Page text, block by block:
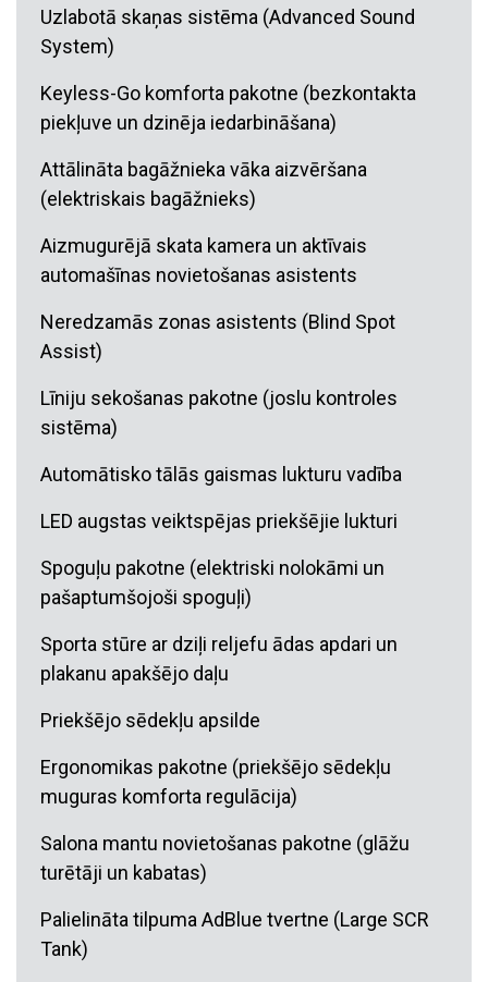
Uzlabotā skaņas sistēma (Advanced Sound
System)
Keyless-Go komforta pakotne (bezkontakta
piekļuve un dzinēja iedarbināšana)
Attālināta bagāžnieka vāka aizvēršana
(elektriskais bagāžnieks)
Aizmugurējā skata kamera un aktīvais
automašīnas novietošanas asistents
Neredzamās zonas asistents (Blind Spot
Assist)
Līniju sekošanas pakotne (joslu kontroles
sistēma)
Automātisko tālās gaismas lukturu vadība
LED augstas veiktspējas priekšējie lukturi
Spoguļu pakotne (elektriski nolokāmi un
pašaptumšojoši spoguļi)
Sporta stūre ar dziļi reljefu ādas apdari un
plakanu apakšējo daļu
Priekšējo sēdekļu apsilde
Ergonomikas pakotne (priekšējo sēdekļu
muguras komforta regulācija)
Salona mantu novietošanas pakotne (glāžu
turētāji un kabatas)
Palielināta tilpuma AdBlue tvertne (Large SCR
Tank)